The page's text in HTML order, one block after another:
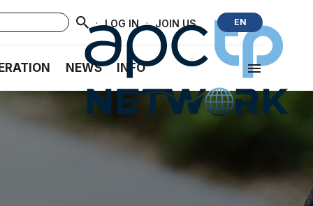
· LOG IN · JOIN US EN
NEWS INFO